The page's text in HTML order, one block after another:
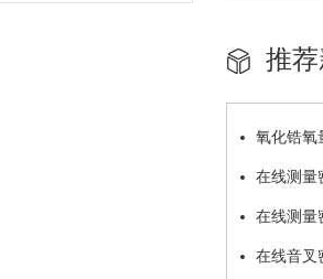
推
氧化锆氧
在线测量
在线测量
在线音叉